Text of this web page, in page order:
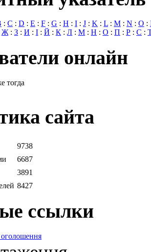
: C : D : E : F : G : H : I : J : K : L : M : N : O :
Ж: З : И : І : Й : К : Л : М : Н : О : П : Р : С :
онлайн
тогда
сайта
9738
6687
3891
8427
ссылки
оголошення